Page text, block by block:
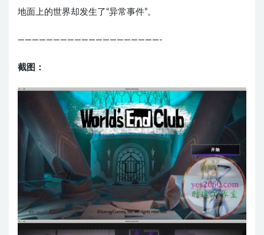
地面上的世界却发生了“异常事件”。
————————————————————-
截图：